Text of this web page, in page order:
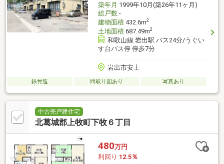
築年月 1999年10月(築26年11ヶ月)
総戸数-
建物面積432.6m2
土地面積687.49m2
和歌山線 岩出駅 バス24分/うぐい
す台バス停 停歩7分
岩出市安上
鉄骨造 間取り図あり 写真あり
中古売戸建住宅
北葛城郡上牧町下牧６丁目
480万円
利回り 12.5％